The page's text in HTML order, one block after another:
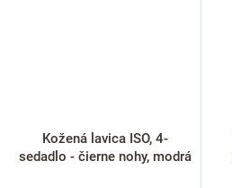
Kožená lavica ISO, 4-
sedadlo - čierne nohy, modrá